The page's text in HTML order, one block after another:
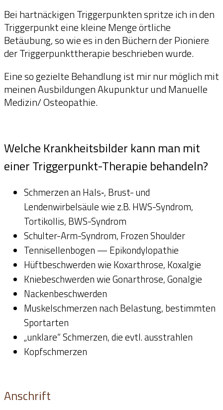
Bei hartnäckigen Triggerpunkten spritze ich in den
Triggerpunkt eine kleine Menge örtliche
Betäubung, so wie es in den Büchern der Pioniere
der Triggerpunkttherapie beschrieben wurde.
Eine so gezielte Behandlung ist mir nur möglich mit
meinen Ausbildungen Akupunktur und Manuelle
Medizin/ Osteopathie.
Welche Krankheitsbilder kann man mit
einer Triggerpunkt-Therapie behandeln?
Schmerzen an Hals‑, Brust- und
Lendenwirbelsäule wie z.B. HWS-Syndrom,
Tortikollis, BWS-Syndrom
Schulter-Arm-Syndrom, Frozen Shoulder
Tennisellenbogen — Epikondylopathie
Hüftbeschwerden wie Koxarthrose, Koxalgie
Kniebeschwerden wie Gonarthrose, Gonalgie
Nackenbeschwerden
Muskelschmerzen nach Belastung, bestimmten
Sportarten
„unklare“ Schmerzen, die evtl. ausstrahlen
Kopfschmerzen
Anschrift